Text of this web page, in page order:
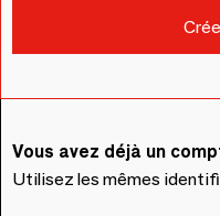
Vous avez déjà un
Utilisez les mêmes